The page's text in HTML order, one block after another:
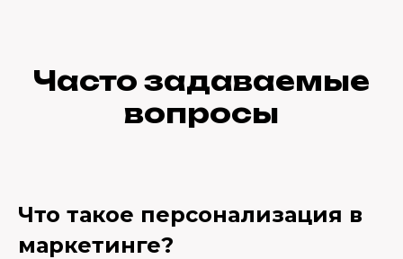
Часто задаваемые
вопросы
Что такое персонализация в
маркетинге?